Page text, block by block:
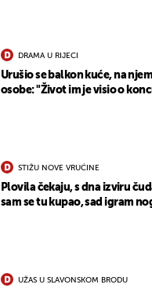
DRAMA U RIJECI
Urušio se balkon kuće, na
osobe: "Život im je visio o
STIŽU NOVE VRUĆINE
Plovila čekaju, s dna izviru
sam se tu kupao, sad igram
UŽAS U SLAVONSKOM BRODU